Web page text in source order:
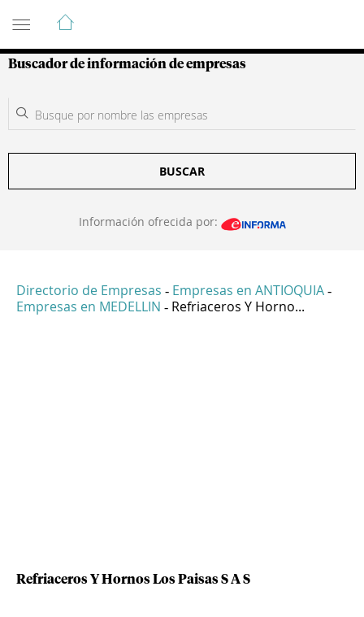
Guía de Empresas Colombianas
Buscador de información de empresas
BUSCAR
Información ofrecida por:
Directorio de Empresas - Empresas en ANTIOQUIA -
Empresas en MEDELLIN - Refriaceros Y Horno...
Refriaceros Y Hornos Los Paisas S A S